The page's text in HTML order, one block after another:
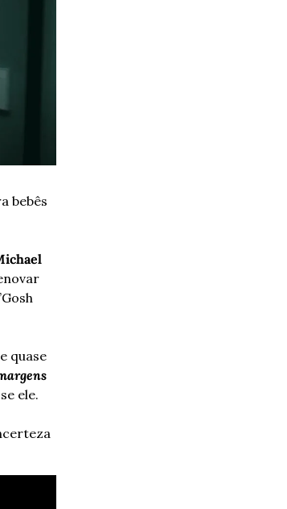
bebês
quase
ele.